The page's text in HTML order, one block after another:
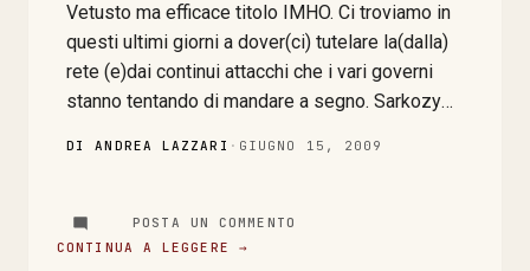
Vetusto ma efficace titolo IMHO. Ci troviamo in
questi ultimi giorni a dover(ci) tutelare la(dalla)
rete (e)dai continui attacchi che i vari governi
stanno tentando di mandare a segno. Sarkozy
dissidenti parlamentari) propongono e riescono
a far adottare mezzi di controllo che in altre
DI ANDREA LAZZARI · GIUGNO 15, 2009
POSTA UN COMMENTO
CONTINUA A LEGGERE →